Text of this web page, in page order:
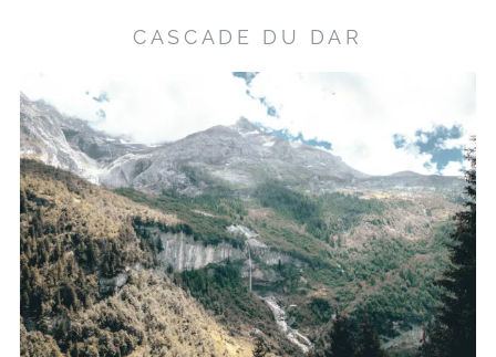
CASCADE DU DAR